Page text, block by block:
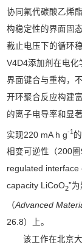
协同氟代碳酸乙烯
构稳定性的界面固
截止电压下的循环
V4D4添加剂在电化
界面键合与重构，
开环聚合反应构建
的离子电导率和显
实现220 mA h g-1
相变可逆性（200
regulated
capacity LiCoO2”
（Advanced
26.8）上。
该工作在北京